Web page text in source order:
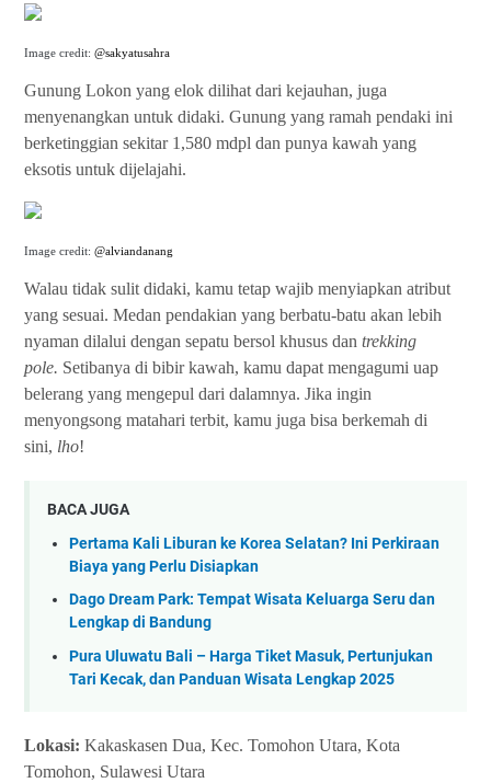
Image credit: @sakyatusahra
Gunung Lokon yang elok dilihat dari kejauhan, juga
menyenangkan untuk didaki. Gunung yang ramah pendaki ini
berketinggian sekitar 1,580 mdpl dan punya kawah yang
eksotis untuk dijelajahi.
Image credit: @alviandanang
Walau tidak sulit didaki, kamu tetap wajib menyiapkan atribut
yang sesuai. Medan pendakian yang berbatu-batu akan lebih
nyaman dilalui dengan sepatu bersol khusus dan trekking
pole. Setibanya di bibir kawah, kamu dapat mengagumi uap
belerang yang mengepul dari dalamnya. Jika ingin
menyongsong matahari terbit, kamu juga bisa berkemah di
sini, lho!
BACA JUGA
Pertama Kali Liburan ke Korea Selatan? Ini Perkiraan
Biaya yang Perlu Disiapkan
Dago Dream Park: Tempat Wisata Keluarga Seru dan
Lengkap di Bandung
Pura Uluwatu Bali – Harga Tiket Masuk, Pertunjukan
Tari Kecak, dan Panduan Wisata Lengkap 2025
Lokasi: Kakaskasen Dua, Kec. Tomohon Utara, Kota
Tomohon, Sulawesi Utara